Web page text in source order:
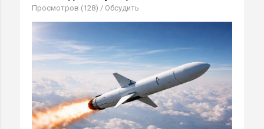
Просмотров (128) / Обсудить